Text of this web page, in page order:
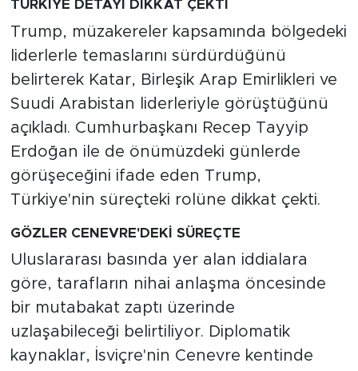
TÜRKİYE DETAYI DİKKAT ÇEKTİ
Trump, müzakereler kapsamında bölgedeki
liderlerle temaslarını sürdürdüğünü
belirterek Katar, Birleşik Arap Emirlikleri ve
Suudi Arabistan liderleriyle görüştüğünü
açıkladı. Cumhurbaşkanı Recep Tayyip
Erdoğan ile de önümüzdeki günlerde
görüşeceğini ifade eden Trump,
Türkiye'nin süreçteki rolüne dikkat çekti.
GÖZLER CENEVRE'DEKİ SÜREÇTE
Uluslararası basında yer alan iddialara
göre, tarafların nihai anlaşma öncesinde
bir mutabakat zaptı üzerinde
uzlaşabileceği belirtiliyor. Diplomatik
kaynaklar, İsviçre'nin Cenevre kentinde